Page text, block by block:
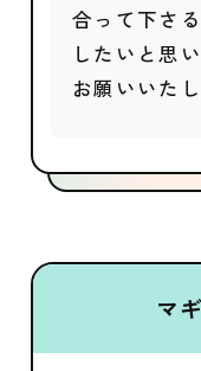
合って下さ
したいと思
お願いいたし
マ